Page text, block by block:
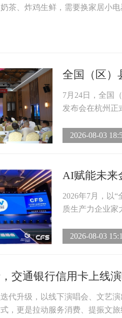
茶、炸鸡生鲜，需要换家居小
全国（区）
7月24日，全国
发布会在杭州正
2026-08-03
AI赋能未来
2026年7月，以
质生产力企业家
2026-08-03
交通银行信用卡上线
代升级，以线下演唱会、文艺
，更是拉动服务消费、提振文